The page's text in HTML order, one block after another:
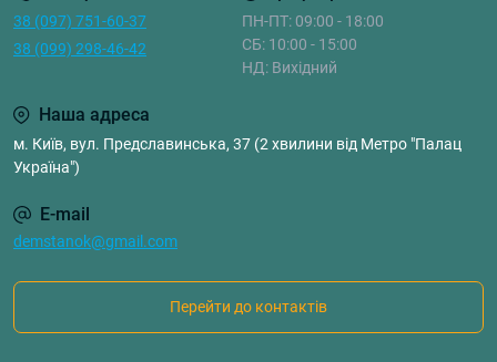
38 (097) 751-60-37
38 (099) 298-46-42
ПН-ПТ: 09:00 - 18:00
СБ: 10:00 - 15:00
НД: Вихідний
Наша адреса
м. Київ, вул. Предславинська, 37 (2 хвилини від Метро "Палац
Україна")
E-mail
demstanok@gmail.com
Перейти до контактів